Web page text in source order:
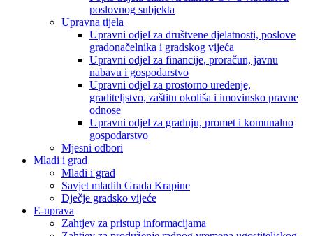
poslovnog subjekta
Upravna tijela
Upravni odjel za društvene djelatnosti, poslove
gradonačelnika i gradskog vijeća
Upravni odjel za financije, proračun, javnu
nabavu i gospodarstvo
Upravni odjel za prostorno uređenje,
graditeljstvo, zaštitu okoliša i imovinsko pravne
odnose
Upravni odjel za gradnju, promet i komunalno
gospodarstvo
Mjesni odbori
Mladi i grad
Mladi i grad
Savjet mladih Grada Krapine
Dječje gradsko vijeće
E-uprava
Zahtjev za pristup informacijama